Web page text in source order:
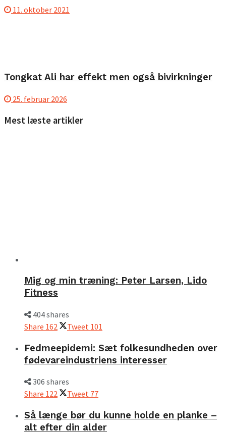
11. oktober 2021
Tongkat Ali har effekt men også bivirkninger
25. februar 2026
Mest læste artikler
Mig og min træning: Peter Larsen, Lido
Fitness
404 shares
Share 162 Tweet 101
Fedmeepidemi: Sæt folkesundheden over
fødevareindustriens interesser
306 shares
Share 122 Tweet 77
Så længe bør du kunne holde en planke –
alt efter din alder